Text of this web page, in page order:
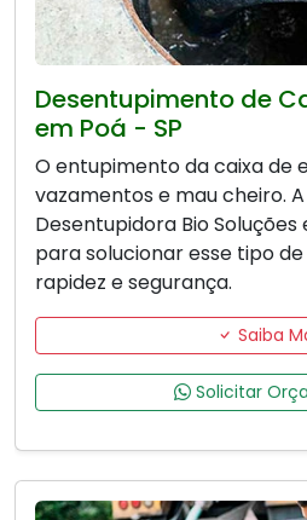
Desentupimento de
em Poá - SP
O entupimento da caixa de
vazamentos e mau cheiro.
Desentupidora Bio
para solucionar esse tipo
rapidez e segurança.
Saiba
Solicitar